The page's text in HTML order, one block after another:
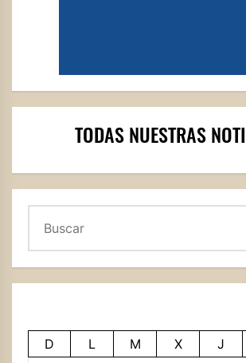
TODAS NUESTRAS
D L M X J